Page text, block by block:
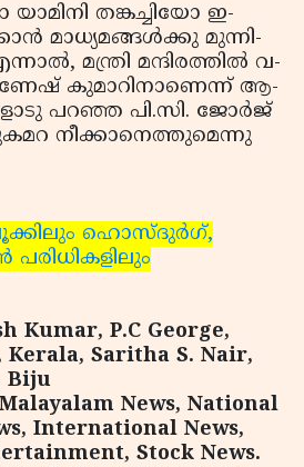
ത­ങ്കച്ചിയോ ഇ­
മാ­ധ്യ­മ­ങ്ങള്‍­ക്കു മു­ന്നി­
മന്ത്രി മ­ന്ദി­ര­ത്തില്‍ വ­
ഗ­ണേ­ഷ് കു­മാ­റി­നാ­ണെ­ന്ന് ആ­
പ­റ­ഞ്ഞ പി.സി. ജോര്‍­ജ്
നീ­ക്കാ­നെ­ത്തു­മെ­ന്നു
ഹൊസ്ദുര്‍ഗ്,
Kumar, P.C George,
Saritha S. Nair,
Biju
News, National
International News,
Stock News.